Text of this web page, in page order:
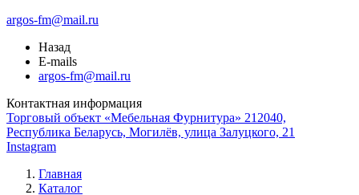
argos-fm@mail.ru
Назад
E-mails
argos-fm@mail.ru
Контактная информация
Торговый объект «Мебельная Фурнитура» 212040,
Республика Беларусь, Могилёв, улица Залуцкого, 21
Instagram
Главная
Каталог